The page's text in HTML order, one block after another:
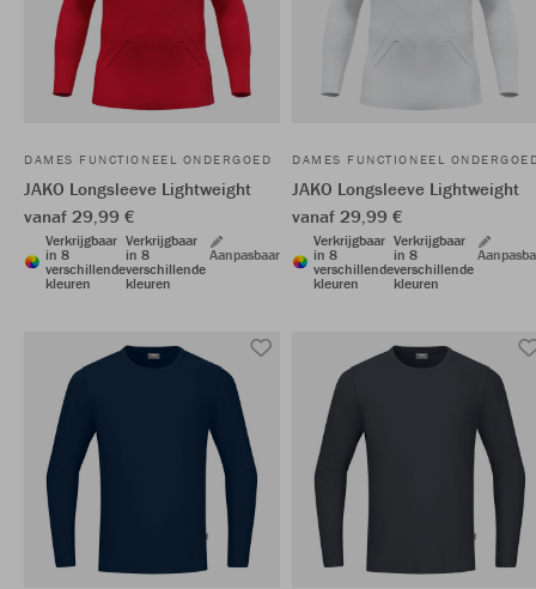
DAMES FUNCTIONEEL ONDERGOED
JAKO Longsleeve Lightweight
vanaf 29,99 €
Verkrijgbaar
in 8
verschillende
kleuren
Verkrijgbaar
in 8
verschillende
kleuren
Aanpasbaar
DAMES FUNCTIONEEL
JAKO Longsleeve Lightweight
vanaf 29,99 €
Verkrijgbaar
in 8
verschillende
kleuren
Verkrijgbaar
in 8
verschillende
kleuren